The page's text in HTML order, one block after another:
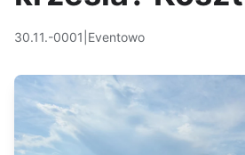
30.11.-0001 Eventowo